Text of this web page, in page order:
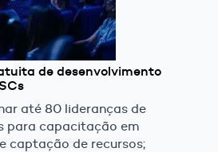
de desenvolvimento
até 80 lideranças de
para capacitação em
captação de recursos;